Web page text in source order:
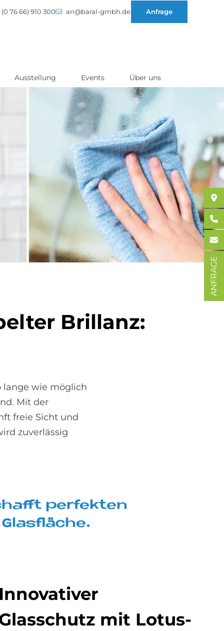
(0 76 66) 910 300 an@baral-gmbh.de Anfrage
Ausstellung Events Über uns
Bril­lanz:
lange wie möglich
Mit der
freie Sicht und
zuverlässig
per­fek­ten
mit Lo­tus-
ANFRAGE